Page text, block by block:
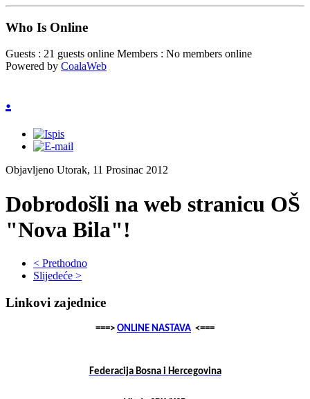
Who Is Online
Guests : 21 guests online Members : No members online
Powered by CoalaWeb
.
Objavljeno Utorak, 11 Prosinac 2012
Dobrodošli na web stranicu OŠ
"Nova Bila"!
< Prethodno
Slijedeće >
Linkovi zajednice
===> ONLINE NASTAVA <===
Federacija Bosna i Hercegovina